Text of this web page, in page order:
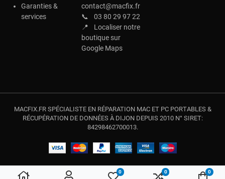
My Wishlist
0 Compare
0 0
Garanties &
services
contact@macfix.fr
📞
03 80 29 97 22
📍
Localiser notre
boutique sur
Google Maps
MACFIX.FR SPÉCIALISTE EN RÉPARATION MAC ET PC PORTABLES &
RÉCUPÉRATION DE DONNÉES À DIJON DEPUIS 2010 N° SIRET:
84298462700013.